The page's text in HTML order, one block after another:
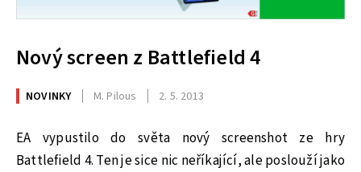
Nový screen z Battlefield 4
NOVINKY M. Pilous 2. 5. 2013
EA vypustilo do světa nový screenshot ze hry
Battlefield 4. Ten je sice nic neříkající, ale poslouží jako